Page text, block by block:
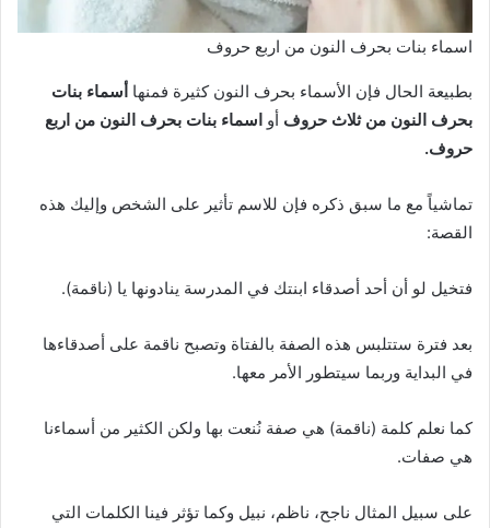
اسماء بنات بحرف النون من اربع حروف
بطبيعة الحال فإن الأسماء بحرف النون كثيرة فمنها أسماء بنات
بحرف النون من ثلاث حروف أو اسماء بنات بحرف النون من اربع
حروف.
تماشياً مع ما سبق ذكره فإن للاسم تأثير على الشخص وإليك هذه
القصة:
فتخيل لو أن أحد أصدقاء ابنتك في المدرسة ينادونها يا (ناقمة).
بعد فترة ستتلبس هذه الصفة بالفتاة وتصبح ناقمة على أصدقاءها
في البداية وربما سيتطور الأمر معها.
كما نعلم كلمة (ناقمة) هي صفة نُنعت بها ولكن الكثير من أسماءنا
هي صفات.
على سبيل المثال ناجح، ناظم، نبيل وكما تؤثر فينا الكلمات التي